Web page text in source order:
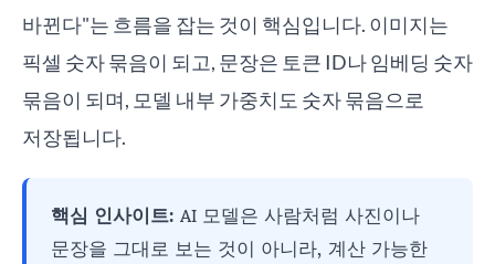
바뀐다"는 흐름을 잡는 것이 핵심입니다. 이미지는
픽셀 숫자 묶음이 되고, 문장은 토큰 ID나 임베딩 숫자
묶음이 되며, 모델 내부 가중치도 숫자 묶음으로
저장됩니다.
핵심 인사이트: AI 모델은 사람처럼 사진이나
문장을 그대로 보는 것이 아니라, 계산 가능한